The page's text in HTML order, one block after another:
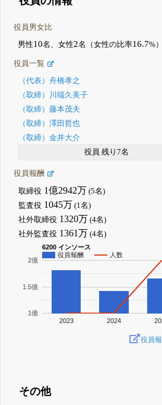
役員男女比
男性10名、女性2名（女性の比率16.7%）
役員一覧
（代表）舟橋孝之
（取締）川端久美子
（取締）藤本茂夫
（取締）澤田哲也
（取締）金井大介
役員 残り7名
役員報酬
取締役 1億2942万 (5名)
監査役 1045万 (1名)
社外取締役 1320万 (4名)
社外監査役 1361万 (4名)
6200 インソース
役員報酬
人数
2023 2024
1億
1.5億
2億
役員
その他